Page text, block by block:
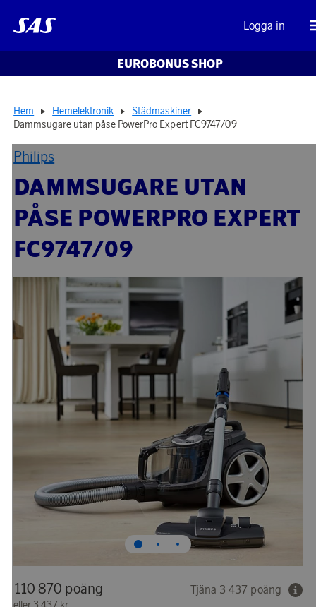
Logga in
EUROBONUS SHOP
Hem Hemelektronik
Städmaskiner
Dammsugare utan påse PowerPro Expert FC9747/09
Philips
DAMMSUGARE UTAN
PÅSE POWERPRO EXPERT
FC9747/09
110 870 poäng Tjäna 3 437 poäng